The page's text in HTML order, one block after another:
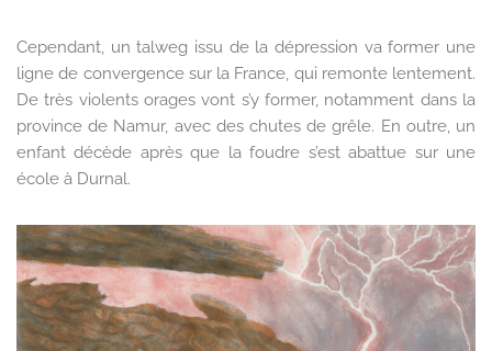
Cependant, un talweg issu de la dépression va former une
ligne de convergence sur la France, qui remonte lentement.
De très violents orages vont s’y former, notamment dans la
province de Namur, avec des chutes de grêle. En outre, un
enfant décède après que la foudre s’est abattue sur une
école à Durnal.